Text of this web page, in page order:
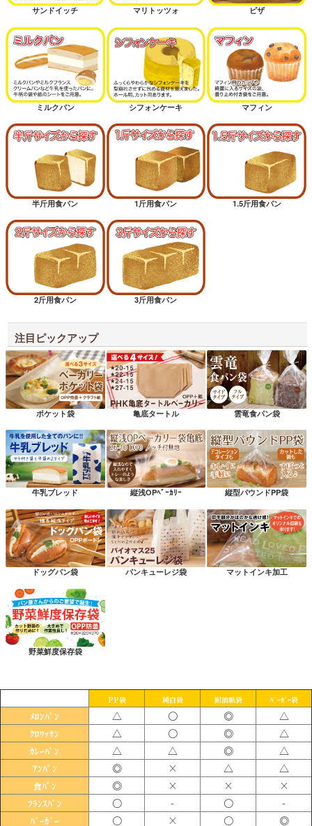
サンドイッチ マリトッツォ ピザ
ミルクパン シフォンケーキ マフィン
半斤用食パン 1斤用食パン 1.5斤用食パン
2斤用食パン 3斤用食パン
注目ピックアップ
ポケット袋 亀底タートル 雲竜食パン袋
牛乳ブレッド 縦浅OPﾍﾞｰｶﾘｰ 縦型パウンドPP袋
ドッグパン袋 パンキューレジ袋 マットインキ加工
野菜鮮度保存袋
PP袋 純白袋 耐油紙袋 ﾊﾞｰｶﾞｰ袋
ﾒﾛﾝﾊﾟﾝ △ 〇 ◎ △
ｸﾛﾜｯｻﾝ △ 〇 ◎ △
ｶﾚｰﾊﾟﾝ △ △ ◎ △
ｱﾝﾊﾟﾝ ◎ × △ △
食ﾊﾟﾝ ◎ × × ×
ﾌﾗﾝｽﾊﾟﾝ 〇 - 〇 -
ﾊﾞｰｶﾞｰ 〇 × 〇 ◎